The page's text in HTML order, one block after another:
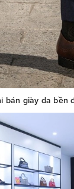
bán giày da bền